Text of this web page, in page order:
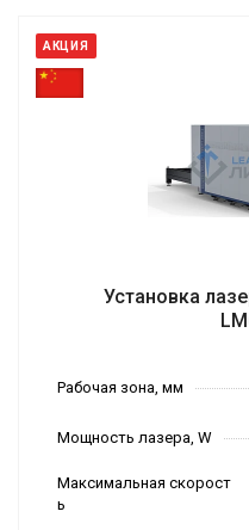
АКЦИЯ
Установка
Рабочая зона, мм
Мощность лазера, W
Максимальная скорост
ь